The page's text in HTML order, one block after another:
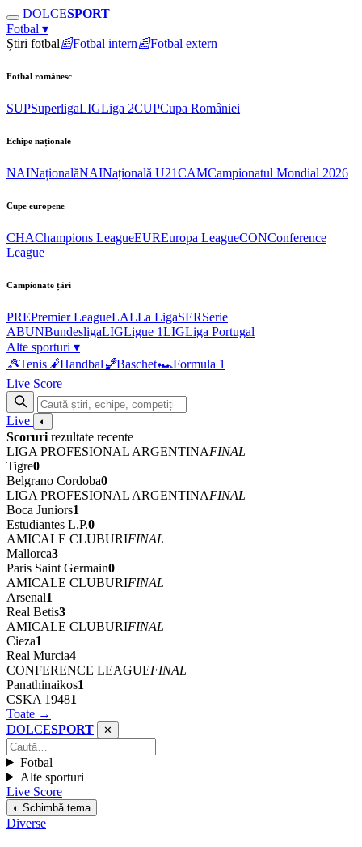
DOLCESPORT
Fotbal ▾
Știri fotbal📰Fotbal intern📰Fotbal extern
Fotbal românesc
SUPSuperligaLIGLiga 2CUPCupa României
Echipe naționale
NAINaționalăNAINațională U21CAMCampionatul Mondial 2026
Cupe europene
CHAChampions LeagueEUREuropa LeagueCONConference
League
Campionate țări
PREPremier LeagueLALLa LigaSERSerie
ABUNBundesligaLIGLigue 1LIGLiga Portugal
Alte sporturi ▾
🎾Tenis 🤾Handbal🏀Baschet🏎Formula 1
Live Score
Live ◐
Scoruri rezultate recente
LIGA PROFESIONAL ARGENTINAFINAL
Tigre0
Belgrano Cordoba0
LIGA PROFESIONAL ARGENTINAFINAL
Boca Juniors1
Estudiantes L.P.0
AMICALE CLUBURIFINAL
Mallorca3
Paris Saint Germain0
AMICALE CLUBURIFINAL
Arsenal1
Real Betis3
AMICALE CLUBURIFINAL
Cieza1
Real Murcia4
CONFERENCE LEAGUEFINAL
Panathinaikos1
CSKA 19481
Toate →
DOLCESPORT ✕
Fotbal
Alte sporturi
Live Score
◐ Schimbă tema
Diverse